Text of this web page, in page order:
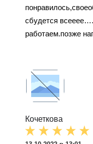
сбудется
работаем.позже
Кочеткова